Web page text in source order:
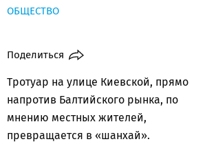
ОБЩЕСТВО
Поделиться
Тротуар на улице Киевской, прямо
напротив Балтийского рынка, по
мнению местных жителей,
превращается в «шанхай».